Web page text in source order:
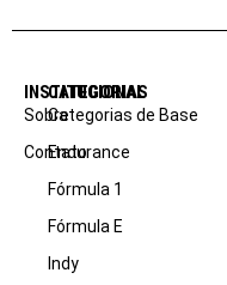
INSTITUCIONAL
Sobre
Contato
CATEGORIAS
Categorias de Base
Endurance
Fórmula 1
Fórmula E
Indy